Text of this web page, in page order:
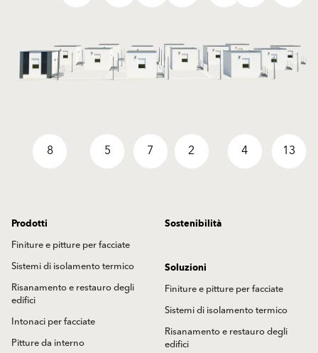
2 4
5 7
8 13
Prodotti
Finiture e pitture per facciate
Sistemi di isolamento termico
Risanamento e restauro degli
edifici
Intonaci per facciate
Pitture da interno
Sostenibilità
Soluzioni
Finiture e pitture per facciate
Sistemi di isolamento termico
Risanamento e restauro degli
edifici